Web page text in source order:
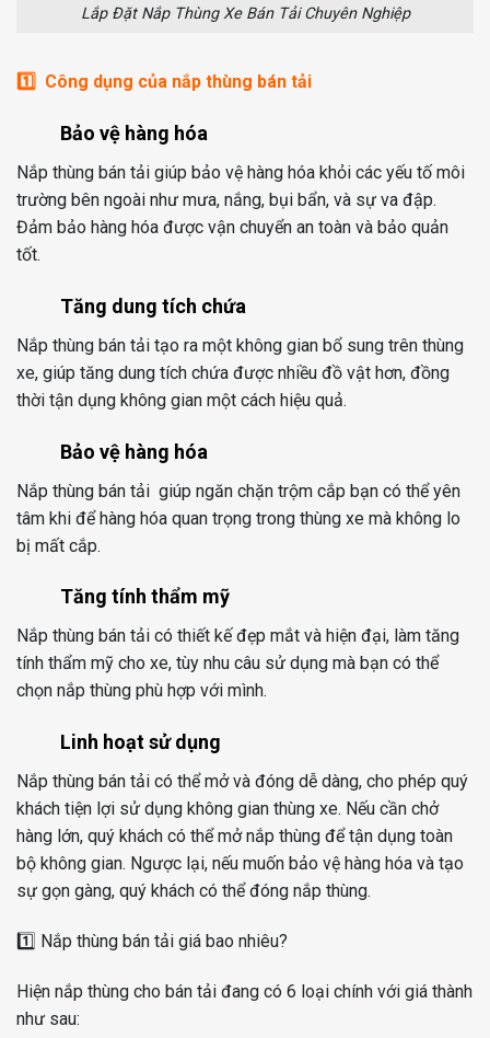
Lắp Đặt Nắp Thùng Xe Bán Tải Chuyên Nghiệp
1️⃣ Công dụng của nắp thùng bán tải
Bảo vệ hàng hóa
Nắp thùng bán tải giúp bảo vệ hàng hóa khỏi các yếu tố môi
trường bên ngoài như mưa, nắng, bụi bẩn, và sự va đập.
Đảm bảo hàng hóa được vận chuyển an toàn và bảo quản
tốt.
Tăng dung tích chứa
Nắp thùng bán tải tạo ra một không gian bổ sung trên thùng
xe, giúp tăng dung tích chứa được nhiều đồ vật hơn, đồng
thời tận dụng không gian một cách hiệu quả.
Bảo vệ hàng hóa
Nắp thùng bán tải giúp ngăn chặn trộm cắp bạn có thể yên
tâm khi để hàng hóa quan trọng trong thùng xe mà không lo
bị mất cắp.
Tăng tính thẩm mỹ
Nắp thùng bán tải có thiết kế đẹp mắt và hiện đại, làm tăng
tính thẩm mỹ cho xe, tùy nhu câu sử dụng mà bạn có thể
chọn nắp thùng phù hợp với mình.
Linh hoạt sử dụng
Nắp thùng bán tải có thể mở và đóng dễ dàng, cho phép quý
khách tiện lợi sử dụng không gian thùng xe. Nếu cần chở
hàng lớn, quý khách có thể mở nắp thùng để tận dụng toàn
bộ không gian. Ngược lại, nếu muốn bảo vệ hàng hóa và tạo
sự gọn gàng, quý khách có thể đóng nắp thùng.
1️⃣ Nắp thùng bán tải giá bao nhiêu?
Hiện nắp thùng cho bán tải đang có 6 loại chính với giá thành
như sau: